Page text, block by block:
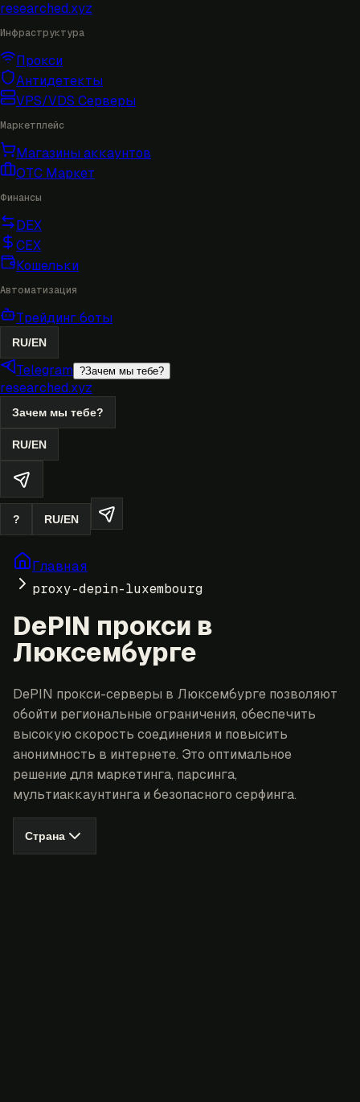
researched.xyz
Инфраструктура
Прокси
Антидетекты
VPS/VDS Серверы
Маркетплейс
Магазины аккаунтов
OTC Маркет
Финансы
DEX
CEX
Кошельки
Автоматизация
Трейдинг боты
RU/EN
Telegram ?Зачем мы тебе?
researched.xyz
Зачем мы тебе?
RU/EN
? RU/EN
Главная
proxy-depin-luxembourg
DePIN прокси в
Люксембурге
DePIN прокси-серверы в Люксембурге позволяют
обойти региональные ограничения, обеспечить
высокую скорость соединения и повысить
анонимность в интернете. Это оптимальное
решение для маркетинга, парсинга,
мультиаккаунтинга и безопасного серфинга.
Страна